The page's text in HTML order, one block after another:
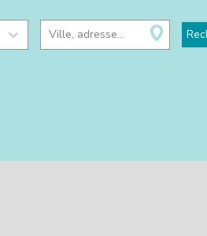
Ville, adresse...